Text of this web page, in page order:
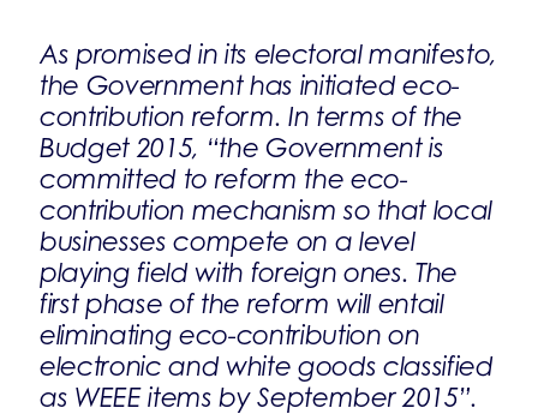
As promised in its electoral manifesto,
the Government has initiated eco-
contribution reform. In terms of the
Budget 2015, “the Government is
committed to reform the eco-
contribution mechanism so that local
businesses compete on a level
playing field with foreign ones. The
first phase of the reform will entail
eliminating eco-contribution on
electronic and white goods classified
as WEEE items by September 2015”.